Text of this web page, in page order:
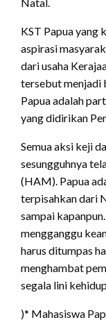
KST Papua yang
aspirasi
dari usaha
tersebut menjadi
Papua adalah
yang didirikan
Semua aksi keji
sesungguhnya
(HAM). Papua
terpisahkan dari
sampai
mengganggu
harus ditumpas
menghambat
segala lini
)* Mahasiswa